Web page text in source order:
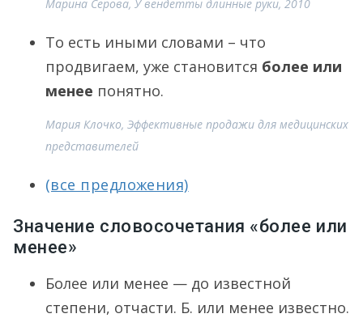
Марина Серова, У вендетты длинные руки, 2010
То есть иными словами – что
продвигаем, уже становится более или
менее понятно.
Мария Клочко, Эффективные продажи для медицинских
представителей
(все предложения)
Значение словосочетания «более или
менее»
Более или менее — до известной
степени, отчасти. Б. или менее известно.